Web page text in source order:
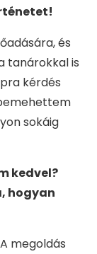
és
tanárokkal is
kérdés
sokáig
kedvel?
hogyan
megoldás